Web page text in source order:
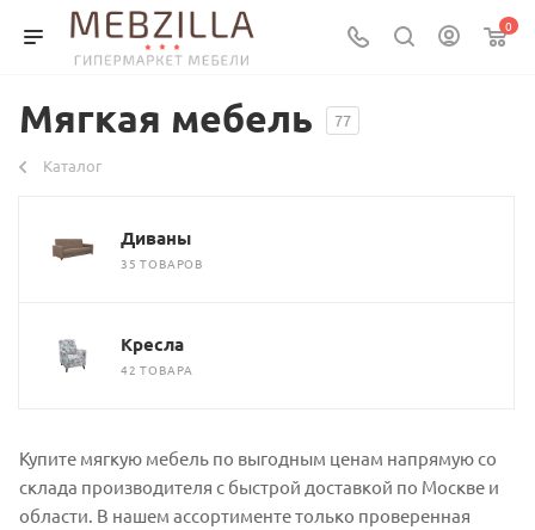
0
Мягкая мебель 77
Каталог
Диваны
35 ТОВАРОВ
Кресла
42 ТОВАРА
Купите мягкую мебель по выгодным ценам напрямую со
склада производителя с быстрой доставкой по Москве и
области. В нашем ассортименте только проверенная